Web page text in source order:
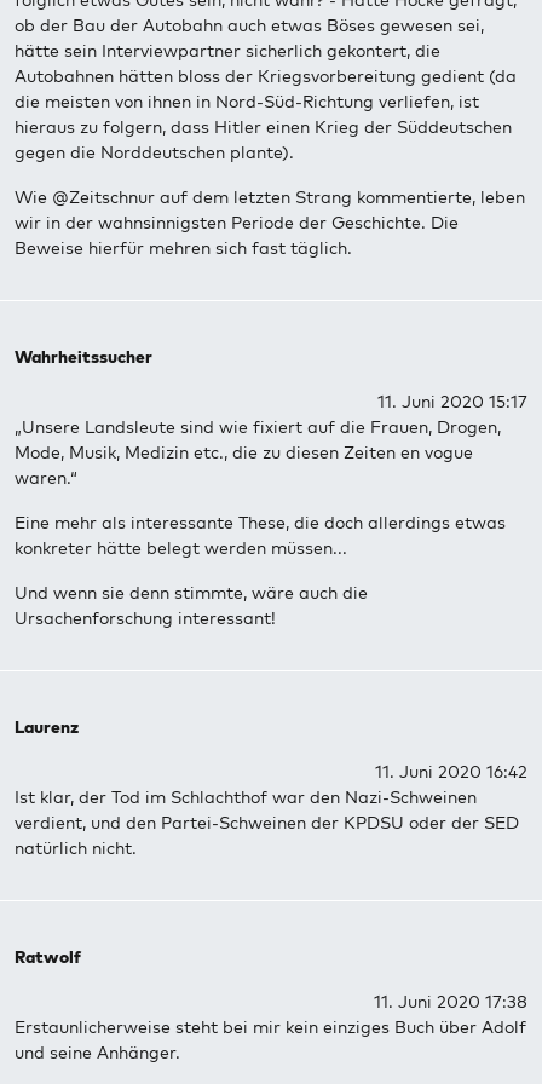
ob der Bau der Autobahn auch etwas Böses gewesen sei,
hätte sein Interviewpartner sicherlich gekontert, die
Autobahnen hätten bloss der Kriegsvorbereitung gedient (da
die meisten von ihnen in Nord-Süd-Richtung verliefen, ist
hieraus zu folgern, dass Hitler einen Krieg der Süddeutschen
gegen die Norddeutschen plante).
Wie @Zeitschnur auf dem letzten Strang kommentierte, leben
wir in der wahnsinnigsten Periode der Geschichte. Die
Beweise hierfür mehren sich fast täglich.
Wahrheitssucher
11. Juni 2020 15:17
„Unsere Landsleute sind wie fixiert auf die Frauen, Drogen,
Mode, Musik, Medizin etc., die zu diesen Zeiten en vogue
waren.“
Eine mehr als interessante These, die doch allerdings etwas
konkreter hätte belegt werden müssen...
Und wenn sie denn stimmte, wäre auch die
Ursachenforschung interessant!
Laurenz
11. Juni 2020 16:42
Ist klar, der Tod im Schlachthof war den Nazi-Schweinen
verdient, und den Partei-Schweinen der KPDSU oder der SED
natürlich nicht.
Ratwolf
11. Juni 2020 17:38
Erstaunlicherweise steht bei mir kein einziges Buch über Adolf
und seine Anhänger.